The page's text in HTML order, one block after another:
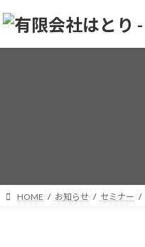
HOME お知らせ セミナー